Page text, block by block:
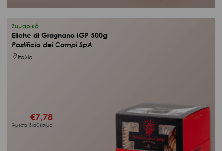
Ζυμαρικά
Eliche di Gragnano IGP 500g
Pastificio dei Campi SpA
Ιταλία
€7,78
Άμεσα διαθέσιμο